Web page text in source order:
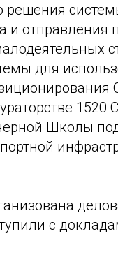
решения
и отправления
для
1520
Школы
с